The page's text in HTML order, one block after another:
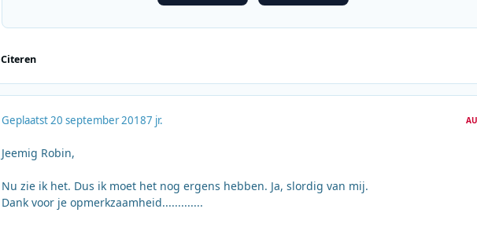
Citeren
Geplaatst20 september 20187 jr.
Jeemig Robin,
Nu zie ik het. Dus ik moet het nog ergens hebben. Ja, slordig van mij.
Dank voor je opmerkzaamheid.............